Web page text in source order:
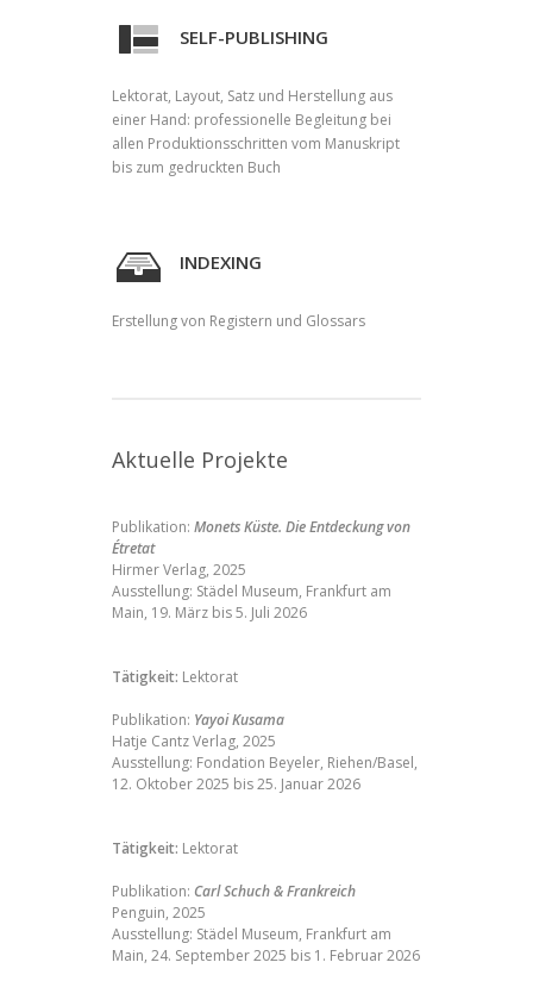
SELF-PUBLISHING
Lektorat, Layout, Satz und Herstellung aus
einer Hand: professionelle Begleitung bei
allen Produktionsschritten vom Manuskript
bis zum gedruckten Buch
INDEXING
Erstellung von Registern und Glossars
Aktuelle Projekte
Publikation: Monets Küste. Die Entdeckung von
Étretat
Hirmer Verlag, 2025
Ausstellung: Städel Museum, Frankfurt am
Main, 19. März bis 5. Juli 2026
Tätigkeit: Lektorat
Publikation: Yayoi Kusama
Hatje Cantz Verlag, 2025
Ausstellung: Fondation Beyeler, Riehen/Basel,
12. Oktober 2025 bis 25. Januar 2026
Tätigkeit: Lektorat
Publikation: Carl Schuch & Frankreich
Penguin, 2025
Ausstellung: Städel Museum, Frankfurt am
Main, 24. September 2025 bis 1. Februar 2026